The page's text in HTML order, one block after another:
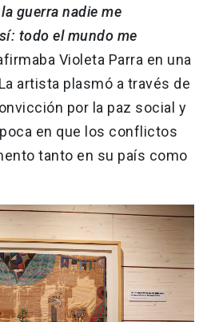
guerra nadie me
todo el mundo me
Violeta Parra en una
artista plasmó a través de
por la paz social y
en que los conflictos
tanto en su país como